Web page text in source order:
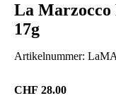
La Marzocco
17g
Artikelnummer:
CHF 28.00